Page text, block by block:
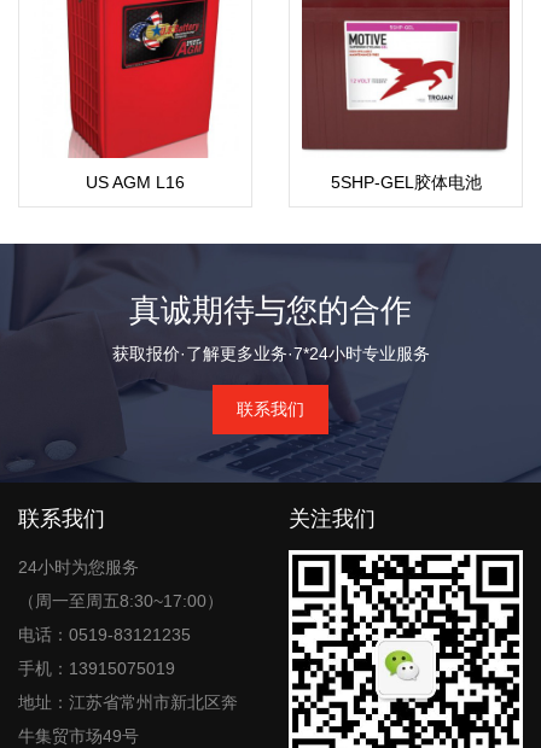
US AGM L16 5SHP-GEL胶体电池
真诚期待与您的合作
获取报价·了解更多业务·7*24小时专业服务
联系我们
联系我们
24小时为您服务
（周一至周五8:30~17:00）
电话：0519-83121235
手机：13915075019
地址：江苏省常州市新北区奔
牛集贸市场49号
关注我们